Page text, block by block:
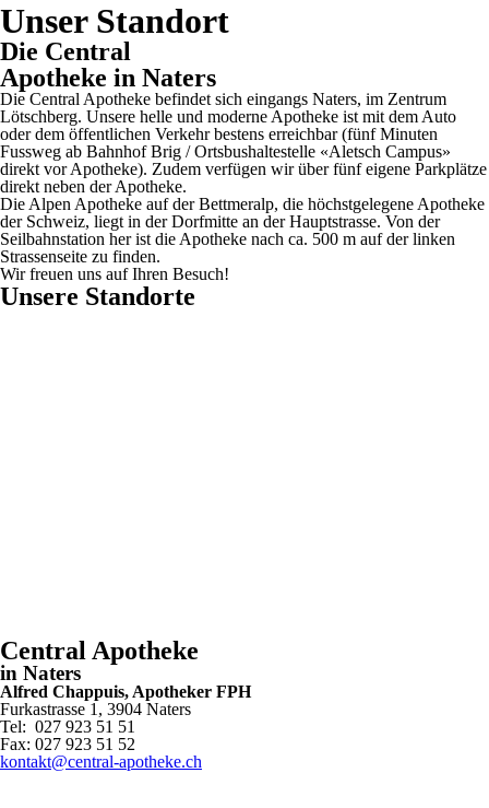
Unser Standort
Die Central
Apotheke in Naters
Die Central Apotheke befindet sich eingangs Naters, im Zentrum
Lötschberg. Unsere helle und moderne Apotheke ist mit dem Auto
oder dem öffentlichen Verkehr bestens erreichbar (fünf Minuten
Fussweg ab Bahnhof Brig / Ortsbushaltestelle «Aletsch Campus»
direkt vor Apotheke). Zudem verfügen wir über fünf eigene Parkplätze
direkt neben der Apotheke.
Die Alpen Apotheke auf der Bettmeralp, die höchstgelegene Apotheke
der Schweiz, liegt in der Dorfmitte an der Hauptstrasse. Von der
Seilbahnstation her ist die Apotheke nach ca. 500 m auf der linken
Strassenseite zu finden.
Wir freuen uns auf Ihren Besuch!
Unsere Standorte
Central Apotheke
in Naters
Alfred Chappuis, Apotheker FPH
Furkastrasse 1, 3904 Naters
Tel: 027 923 51 51
Fax: 027 923 51 52
kontakt@central-apotheke.ch